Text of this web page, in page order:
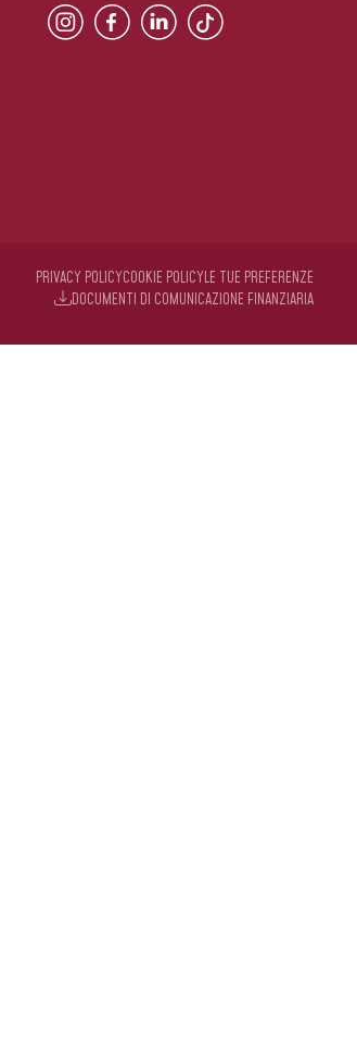
PRIVACY POLICYCOOKIE POLICYLE TUE PREFERENZE
DOCUMENTI DI COMUNICAZIONE FINANZIARIA